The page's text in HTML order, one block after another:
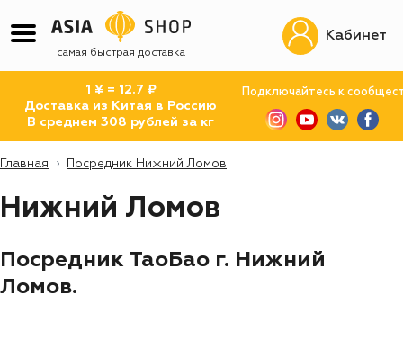
самая быстрая доставка
1 ¥ = 12.7 ₽
Доставка из Китая в Россию
В среднем 308 рублей за кг
Подключайтесь к
Кабинет
Главная Посредник Нижний Ломов
Нижний Ломов
Посредник ТаоБао г. Нижний
Ломов.